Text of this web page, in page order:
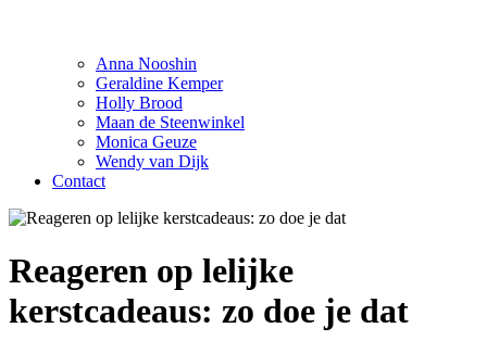
Anna Nooshin
Geraldine Kemper
Holly Brood
Maan de Steenwinkel
Monica Geuze
Wendy van Dijk
Contact
Reageren op lelijke
kerstcadeaus: zo doe je dat